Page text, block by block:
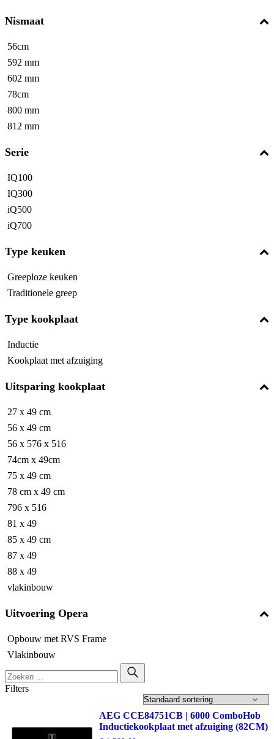
Nismaat
56cm
592 mm
602 mm
78cm
800 mm
812 mm
Serie
IQ100
IQ300
iQ500
iQ700
Type keuken
Greeploze keuken
Traditionele greep
Type kookplaat
Inductie
Kookplaat met afzuiging
Uitsparing kookplaat
27 x 49 cm
56 x 49 cm
56 x 576 x 516
74cm x 49cm
75 x 49 cm
78 cm x 49 cm
796 x 516
81 x 49
85 x 49 cm
87 x 49
88 x 49
vlakinbouw
Uitvoering Opera
Opbouw met RVS Frame
Vlakinbouw
Filters
AEG CCE84751CB | 6000 ComboHob
Inductiekookplaat met afzuiging (82CM)